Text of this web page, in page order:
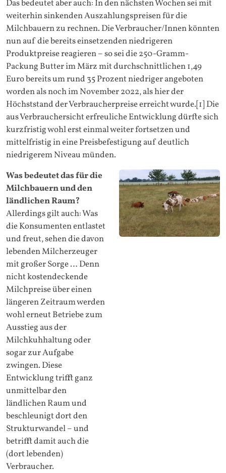
Das bedeutet aber auch: In den nächsten Wochen sei mit
weiterhin sinkenden Auszahlungspreisen für die
Milchbauern zu rechnen. Die Verbraucher/Innen könnten
nun auf die bereits einsetzenden niedrigeren
Produktpreise reagieren – so sei die 250-Gramm-
Packung Butter im März mit durchschnittlichen 1,49
Euro bereits um rund 35 Prozent niedriger angeboten
worden als noch im November 2022, als hier der
Höchststand der Verbraucherpreise erreicht wurde.[1] Die
aus Verbrauchersicht erfreuliche Entwicklung dürfte sich
kurzfristig wohl erst einmal weiter fortsetzen und
mittelfristig in eine Preisbefestigung auf deutlich
niedrigerem Niveau münden.
Was bedeutet das für die
Milchbauern und den
ländlichen Raum?
Allerdings gilt auch: Was
die Konsumenten entlastet
und freut, sehen die davon
lebenden Milcherzeuger
mit großer Sorge … Denn
nicht kostendeckende
Milchpreise über einen
längeren Zeitraum werden
wohl erneut Betriebe zum
Ausstieg aus der
Milchkuhhaltung oder
sogar zur Aufgabe
zwingen. Diese
Entwicklung trifft ganz
unmittelbar den
ländlichen Raum und
beschleunigt dort den
Strukturwandel – und
betrifft damit auch die
(dort lebenden)
Verbraucher.